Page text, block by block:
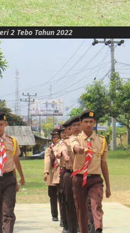
2 Tebo Tahun 2022